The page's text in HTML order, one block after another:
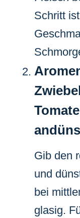
Schritt
Gib den
und
bei
glasig.